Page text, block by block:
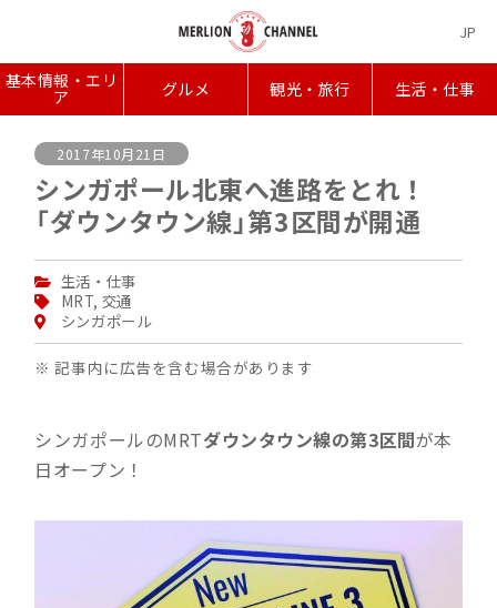
JP
基本情報・エリ
ア グルメ 観光・旅行 生活・仕事
2017年10月21日
シンガポール北東へ進路をとれ！
「ダウンタウン線」第3区間が開通
生活・仕事
MRT, 交通
シンガポール
※ 記事内に広告を含む場合があります
シンガポールのMRTダウンタウン線の第3区間が本
日オープン！